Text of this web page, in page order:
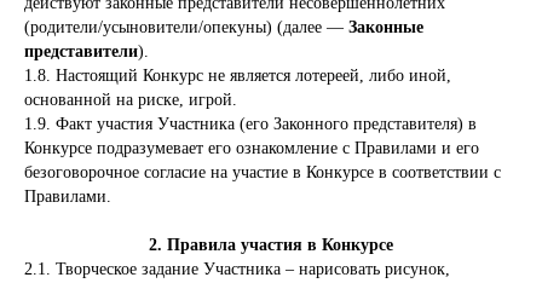
(родители/усыновители/опекуны) (далее — Законные
представители).
1.8. Настоящий Конкурс не является лотереей, либо иной,
основанной на риске, игрой.
1.9. Факт участия Участника (его Законного представителя) в
Конкурсе подразумевает его ознакомление с Правилами и его
безоговорочное согласие на участие в Конкурсе в соответствии с
Правилами.
2. Правила участия в Конкурсе
2.1. Творческое задание Участника – нарисовать рисунок,